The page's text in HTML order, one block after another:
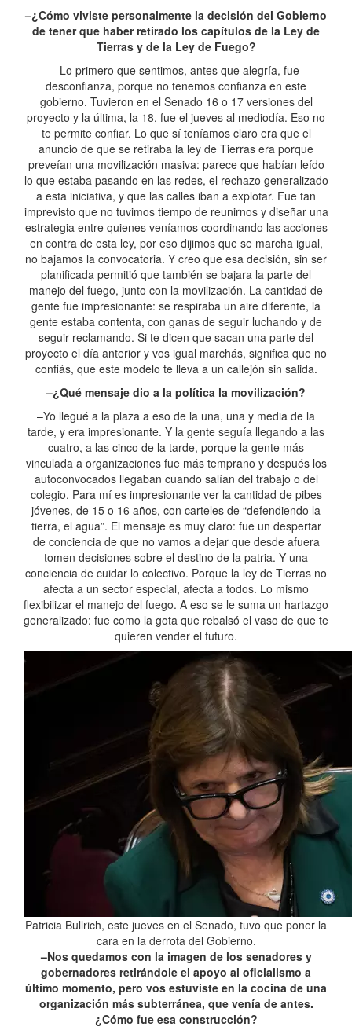
–¿Cómo viviste personalmente la decisión del Gobierno
de tener que haber retirado los capítulos de la Ley de
Tierras y de la Ley de Fuego?
–Lo primero que sentimos, antes que alegría, fue
desconfianza, porque no tenemos confianza en este
gobierno. Tuvieron en el Senado 16 o 17 versiones del
proyecto y la última, la 18, fue el jueves al mediodía. Eso no
te permite confiar. Lo que sí teníamos claro era que el
anuncio de que se retiraba la ley de Tierras era porque
preveían una movilización masiva: parece que habían leído
lo que estaba pasando en las redes, el rechazo generalizado
a esta iniciativa, y que las calles iban a explotar. Fue tan
imprevisto que no tuvimos tiempo de reunirnos y diseñar una
estrategia entre quienes veníamos coordinando las acciones
en contra de esta ley, por eso dijimos que se marcha igual,
no bajamos la convocatoria. Y creo que esa decisión, sin ser
planificada permitió que también se bajara la parte del
manejo del fuego, junto con la movilización. La cantidad de
gente fue impresionante: se respiraba un aire diferente, la
gente estaba contenta, con ganas de seguir luchando y de
seguir reclamando. Si te dicen que sacan una parte del
proyecto el día anterior y vos igual marchás, significa que no
confiás, que este modelo te lleva a un callejón sin salida.
–¿Qué mensaje dio a la política la movilización?
–Yo llegué a la plaza a eso de la una, una y media de la
tarde, y era impresionante. Y la gente seguía llegando a las
cuatro, a las cinco de la tarde, porque la gente más
vinculada a organizaciones fue más temprano y después los
autoconvocados llegaban cuando salían del trabajo o del
colegio. Para mí es impresionante ver la cantidad de pibes
jóvenes, de 15 o 16 años, con carteles de “defendiendo la
tierra, el agua”. El mensaje es muy claro: fue un despertar
de conciencia de que no vamos a dejar que desde afuera
tomen decisiones sobre el destino de la patria. Y una
conciencia de cuidar lo colectivo. Porque la ley de Tierras no
afecta a un sector especial, afecta a todos. Lo mismo
flexibilizar el manejo del fuego. A eso se le suma un hartazgo
generalizado: fue como la gota que rebalsó el vaso de que te
quieren vender el futuro.
Patricia Bullrich, este jueves en el Senado, tuvo que poner la
cara en la derrota del Gobierno.
–Nos quedamos con la imagen de los senadores y
gobernadores retirándole el apoyo al oficialismo a
último momento, pero vos estuviste en la cocina de una
organización más subterránea, que venía de antes.
¿Cómo fue esa construcción?